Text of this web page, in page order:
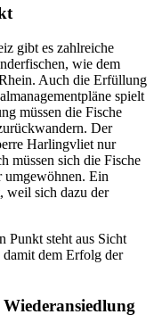
gibt es zahlreiche
wie dem
Auch die Erfüllung
spielt
müssen die Fische
Der
Harlingvliet nur
müssen sich die Fische
umgewöhnen. Ein
weil sich dazu der
Punkt steht aus Sicht
dem Erfolg der